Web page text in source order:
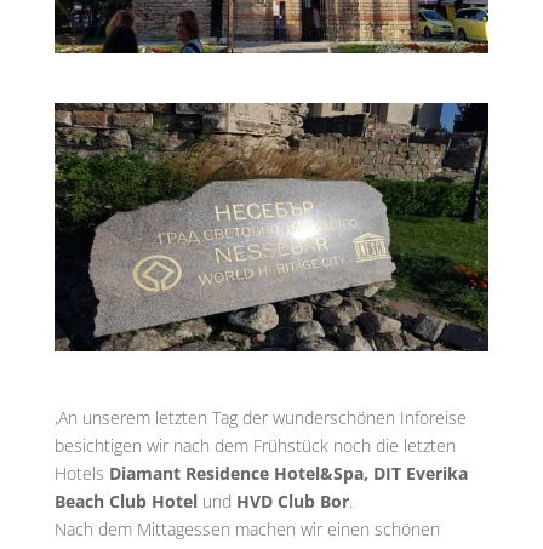
,An unserem letzten Tag der wunderschönen Inforeise
besichtigen wir nach dem Frühstück noch die letzten
Hotels Diamant Residence Hotel&Spa, DIT Everika
Beach Club Hotelund HVD Club Bor.
Nach dem Mittagessen machen wir einen schönen